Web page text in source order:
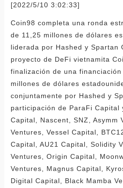
[2022/5/10 3:02:33]
Coin98 completa una ronda
de 11,25 millones de dólares
liderada por Hashed y Spartan
proyecto de DeFi vietnamita
finalización de una
millones de dólares
conjuntamente por Hashed y
participación de ParaFi Capital
Capital, Nascent, SNZ, Asymm
Ventures, Vessel Capital,
Capital, AU21 Capital, Solidity
Ventures, Origin Capital,
Ventures, Magnus Capital,
Digital Capital, Black Mamba